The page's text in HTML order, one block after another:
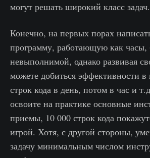
могут решать широкий класс задач.
Конечно, на первых порах
программу, работающую как часы,
невыполнимой, однако развивая
можете добиться эффективности в
строк кода в день, потом в час и
освоите на практике основные
приемы, 10 000 строк кода
игрой. Хотя, с другой стороны,
задачу минимальным числом